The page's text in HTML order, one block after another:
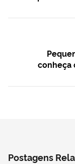
conheça
Postagens